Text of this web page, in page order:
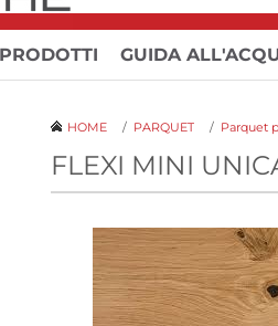
PRODOTTI GUIDA
HOME / PARQUET / Parquet
FLEXI MINI